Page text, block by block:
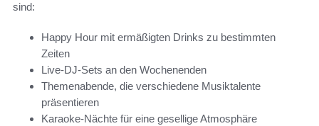
sind:
Happy Hour mit ermäßigten Drinks zu bestimmten
Zeiten
Live-DJ-Sets an den Wochenenden
Themenabende, die verschiedene Musiktalente
präsentieren
Karaoke-Nächte für eine gesellige Atmosphäre